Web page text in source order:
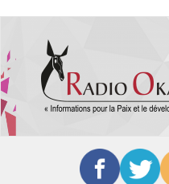
contenu
principal